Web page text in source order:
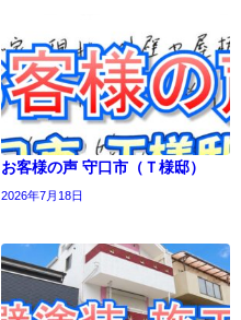
お客様の声 守口市（Ｔ様邸）
2026年7月18日